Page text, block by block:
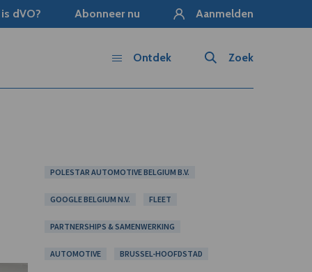
dVO? Abonneer nu Aanmelden
Zoek
Ontdek
POLESTAR AUTOMOTIVE BELGIUM B.V.
GOOGLE BELGIUM N.V. FLEET
PARTNERSHIPS & SAMENWERKING
AUTOMOTIVE BRUSSEL-HOOFDSTAD